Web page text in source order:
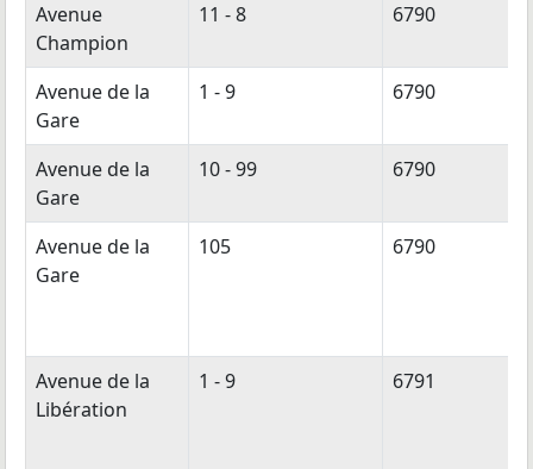
Avenue
Champion
11 - 8 6790
Avenue de la
Gare
1 - 9 6790
Avenue de la
Gare
10 - 99 6790
Avenue de la
Gare
105 6790
Avenue de la
Libération
1 - 9 6791